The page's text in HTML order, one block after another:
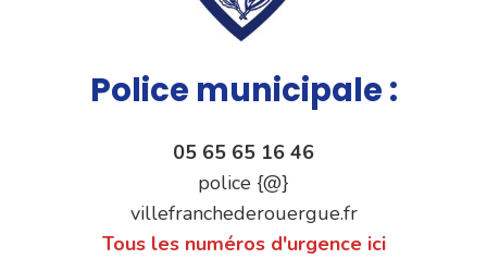
Police municipale :
05 65 65 16 46
police {@}
villefranchederouergue.fr
Tous les numéros d'urgence ici